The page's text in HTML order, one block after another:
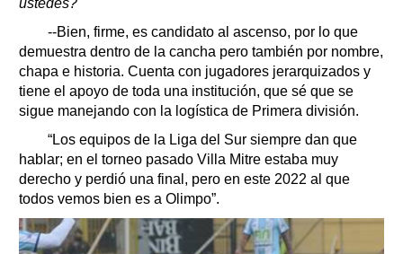
ustedes?
--Bien, firme, es candidato al ascenso, por lo que
demuestra dentro de la cancha pero también por nombre,
chapa e historia. Cuenta con jugadores jerarquizados y
tiene el apoyo de toda una institución, que sé que se
sigue manejando con la logística de Primera división.
“Los equipos de la Liga del Sur siempre dan que
hablar; en el torneo pasado Villa Mitre estaba muy
derecho y perdió una final, pero en este 2022 al que
todos vemos bien es a Olimpo”.